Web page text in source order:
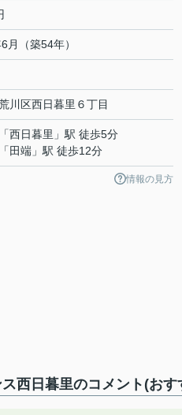
月（築54年）
川区西日暮里 ６丁目
「西日暮里 」駅 徒歩5分
「 田端 」駅 徒歩12分
情報の見方
西日暮里のコメント(おす